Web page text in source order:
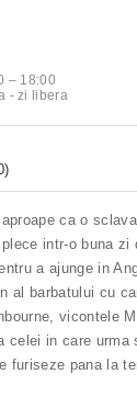
– 18:00
- zi libera
ca o
intr-o buna zi
a ajunge in
al barbatului cu
vicontele
celei in care urma
furiseze pana la